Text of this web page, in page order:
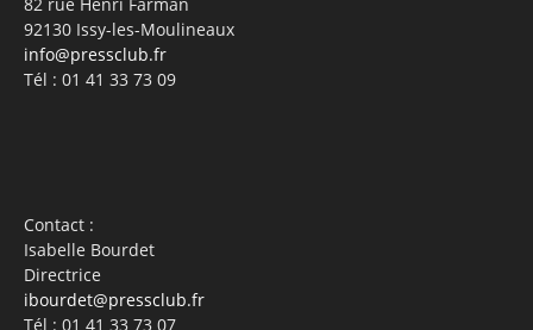
92130 Issy-les-Moulineaux
info@pressclub.fr
Tél : 01 41 33 73 09
Contact :
Isabelle Bourdet
Directrice
ibourdet@pressclub.fr
Tél : 01 41 33 73 07